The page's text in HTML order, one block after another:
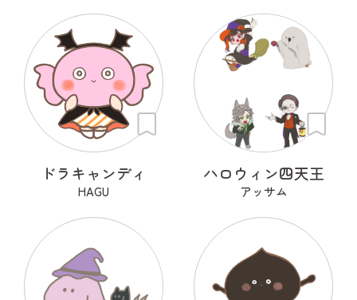
ドラキャンディ
HAGU
ハロウィン四天王
アッサム